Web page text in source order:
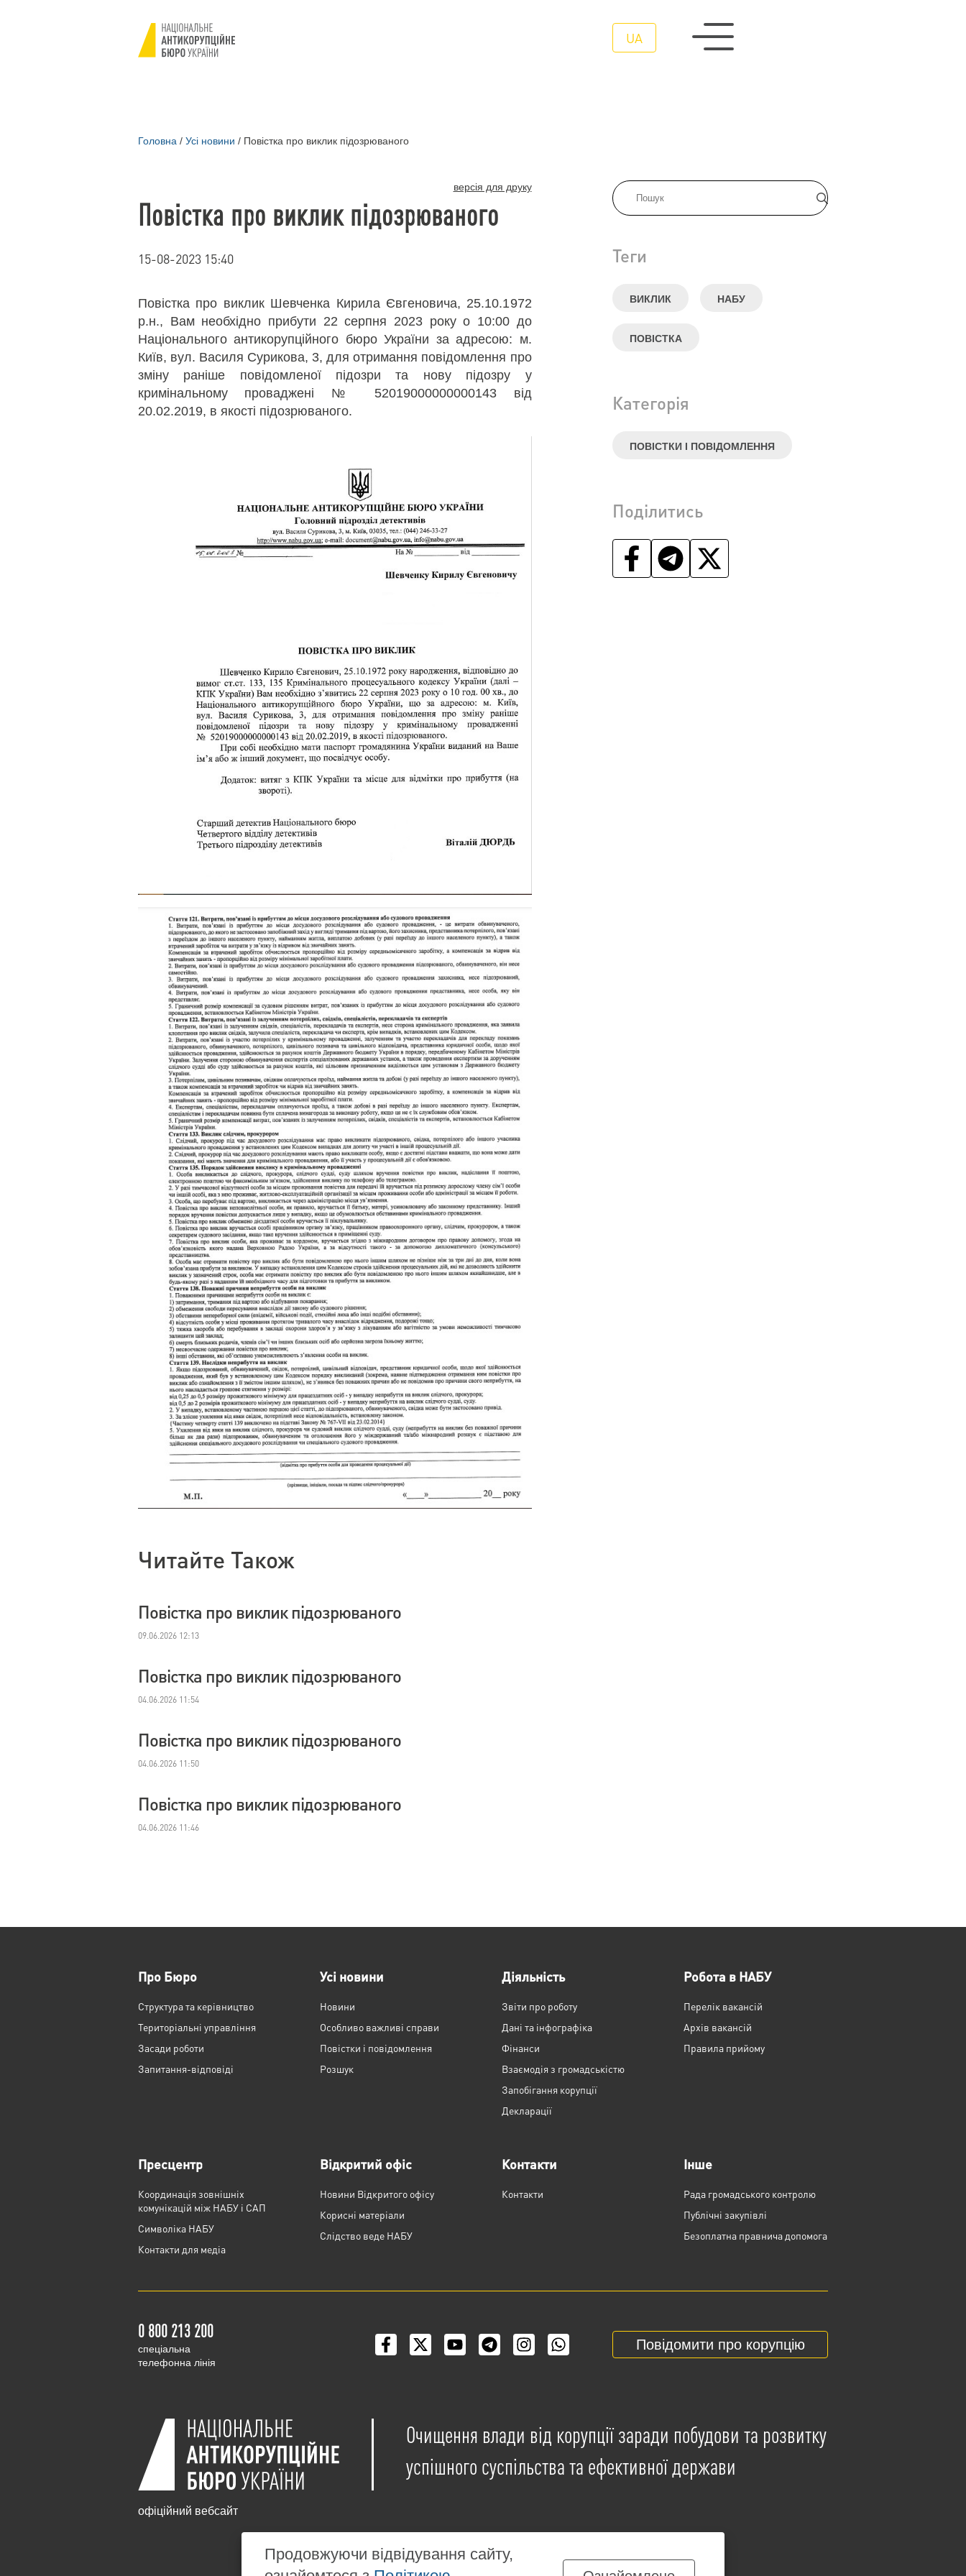
UA
Головна / Усі новини / Повістка про виклик підозрюваного
Теги
ВИКЛИК НАБУ
ПОВІСТКА
Категорія
ПОВІСТКИ І ПОВІДОМЛЕННЯ
Поділитись
версія для друку
Повістка про виклик підозрюваного
15-08-2023 15:40
Повістка про виклик Шевченка Кирила Євгеновича, 25.10.1972
р.н., Вам необхідно прибути 22 серпня 2023 року о 10:00 до
Національного антикорупційного бюро України за адресою: м.
Київ, вул. Василя Сурикова, 3, для отримання повідомлення про
зміну раніше повідомленої підозри та нову підозру у
кримінальному проваджені № 52019000000000143 від
20.02.2019, в якості підозрюваного.
Читайте Також
Повістка про виклик підозрюваного
09.06.2026 12:13
Повістка про виклик підозрюваного
04.06.2026 11:54
Повістка про виклик підозрюваного
04.06.2026 11:50
Повістка про виклик підозрюваного
04.06.2026 11:46
Про Бюро
Структура та керівництво
Територіальні управління
Засади роботи
Запитання-відповіді
Усі новини
Новини
Особливо важливі справи
Повістки і повідомлення
Розшук
Діяльність
Звіти про роботу
Дані та інфографіка
Фінанси
Взаємодія з громадськістю
Запобігання корупції
Декларації
Робота в НАБУ
Перелік вакансій
Архів вакансій
Правила прийому
Пресцентр
Координація зовнішніх
комунікацій між НАБУ і САП
Cимволіка НАБУ
Контакти для медіа
Відкритий офіс
Новини Відкритого офісу
Корисні матеріали
Слідство веде НАБУ
Контакти
Контакти
Інше
Рада громадського контролю
Публічні закупівлі
Безоплатна правнича допомога
0 800 213 200
cпеціальна
телефонна лінія
Повідомити про корупцію
офіційний вебсайт
Очищення влади від корупції заради побудови та розвитку
успішного суспільства та ефективної держави
Продовжуючи відвідування сайту,